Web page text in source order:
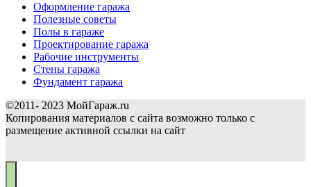
Оформление гаража
Полезные советы
Полы в гараже
Проектирование гаража
Рабочие инструменты
Стены гаража
Фундамент гаража
©2011- 2023 МойГараж.ru
Копирования материалов с сайта возможно только с
размещение активной ссылки на сайт